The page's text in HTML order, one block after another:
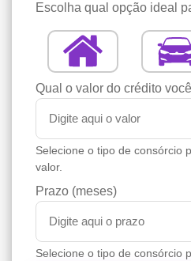
Escolha qual opção ideal
Qual o valor do crédito
Selecione o tipo de consórcio
valor.
Prazo (meses)
Selecione o tipo de consórcio